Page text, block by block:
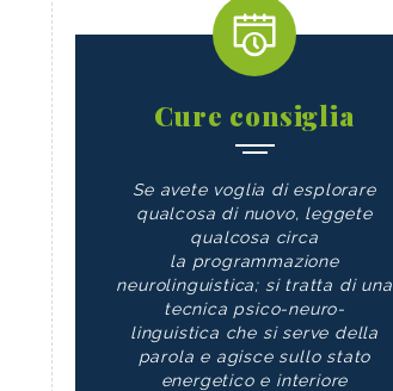
Cure consiglia
Se avete voglia di esplorare
qualcosa di nuovo, leggete
qualcosa circa
la programmazione
neurolinguistica; si tratta di una
tecnica psico-neuro-
linguistica che si serve della
parola e agisce sullo stato
energetico e interiore